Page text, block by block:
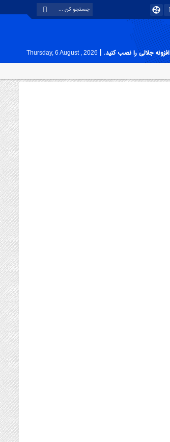
افزونه جلالی را نصب کنید. |
Thursday, 6 August , 2026